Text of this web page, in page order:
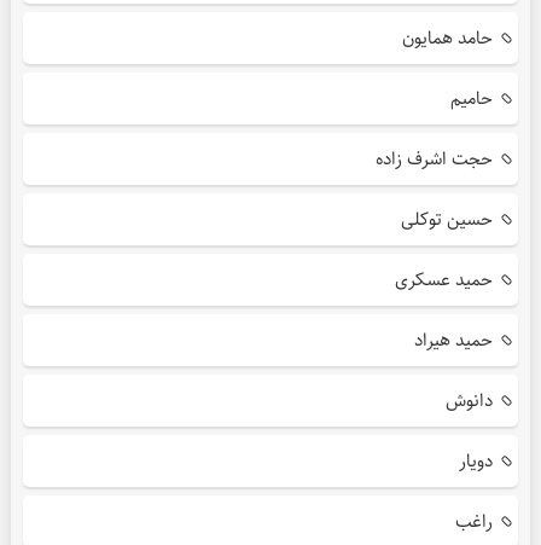
حامد همایون
حامیم
حجت اشرف زاده
حسین توکلی
حمید عسکری
حمید هیراد
دانوش
دویار
راغب